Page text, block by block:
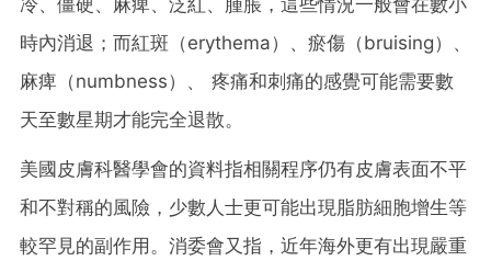
冷、僵硬、麻痺、泛紅、腫脹，這些情況一般會在數小
時內消退；而紅斑（erythema）、瘀傷（bruising）、
麻痺（numbness）、 疼痛和刺痛的感覺可能需要數
天至數星期才能完全退散。
美國皮膚科醫學會的資料指相關程序仍有皮膚表面不平
和不對稱的風險，少數人士更可能出現脂肪細胞增生等
較罕見的副作用。消委會又指，近年海外更有出現嚴重